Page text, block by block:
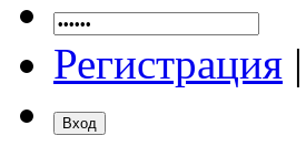
Регистрация |